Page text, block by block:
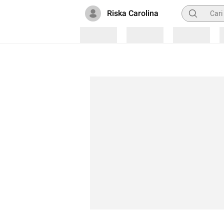
Riska Carolina Pencarian